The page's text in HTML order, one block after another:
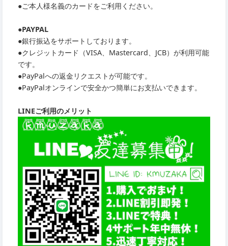
●ご本人様名義のカードをご利用ください。
●PAYPAL
●銀行振込をサポートしております。
●クレジットカード（VISA、Mastercard、JCB）が利用可能
です。
●PayPalへの返金リクエストが可能です。
●PayPalオンラインで安全かつ簡単にお支払いできます。
LINEご利用のメリット